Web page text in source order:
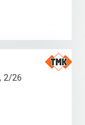
2/26